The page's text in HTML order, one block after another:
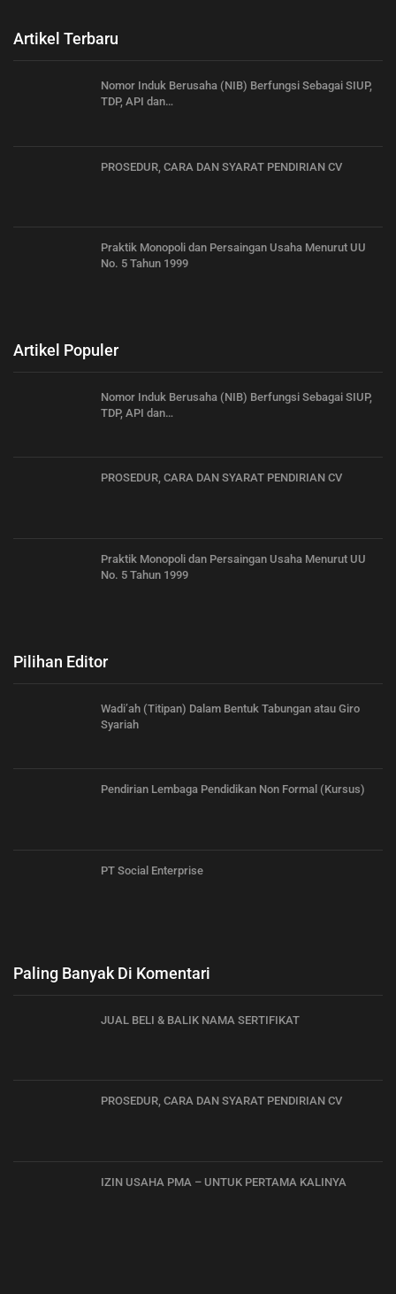
Artikel Terbaru
Nomor Induk Berusaha (NIB) Berfungsi Sebagai SIUP,
TDP, API dan…
PROSEDUR, CARA DAN SYARAT PENDIRIAN CV
Praktik Monopoli dan Persaingan Usaha Menurut UU
No. 5 Tahun 1999
Artikel Populer
Nomor Induk Berusaha (NIB) Berfungsi Sebagai SIUP,
TDP, API dan…
PROSEDUR, CARA DAN SYARAT PENDIRIAN CV
Praktik Monopoli dan Persaingan Usaha Menurut UU
No. 5 Tahun 1999
Pilihan Editor
Wadi’ah (Titipan) Dalam Bentuk Tabungan atau Giro
Syariah
Pendirian Lembaga Pendidikan Non Formal (Kursus)
PT Social Enterprise
Paling Banyak Di Komentari
JUAL BELI & BALIK NAMA SERTIFIKAT
PROSEDUR, CARA DAN SYARAT PENDIRIAN CV
IZIN USAHA PMA – UNTUK PERTAMA KALINYA